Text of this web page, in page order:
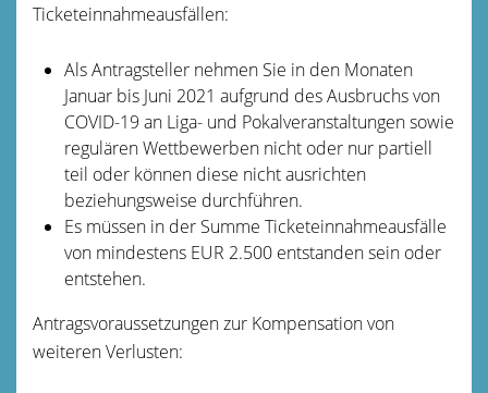
Ticketeinnahmeausfällen:
Als Antragsteller nehmen Sie in den Monaten
Januar bis Juni 2021 aufgrund des Ausbruchs von
COVID-19 an Liga- und Pokalveranstaltungen sowie
regulären Wettbewerben nicht oder nur partiell
teil oder können diese nicht ausrichten
beziehungsweise durchführen.
Es müssen in der Summe Ticketeinnahmeausfälle
von mindestens EUR 2.500 entstanden sein oder
entstehen.
Antragsvoraussetzungen zur Kompensation von
weiteren Verlusten: